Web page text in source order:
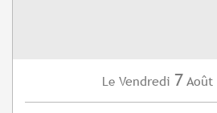
Le Vendredi 7 Août